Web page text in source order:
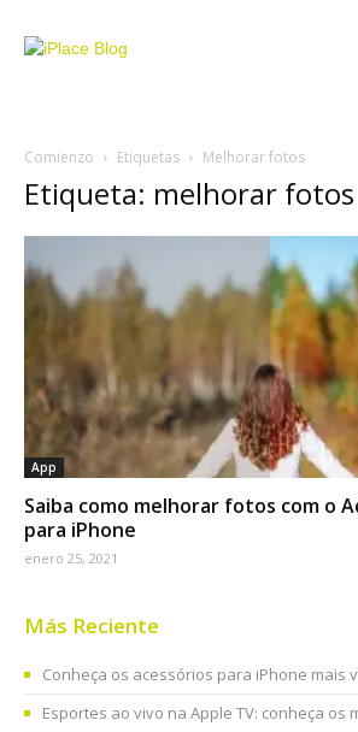
Comienzo Etiquetas Melhorar fotos
Etiqueta: melhorar fotos
App
Saiba como melhorar fotos com o
para iPhone
enero 25, 2021
Más Reciente
Conheça os acessórios para iPhone mais
Esportes ao vivo na Apple TV: conheça os